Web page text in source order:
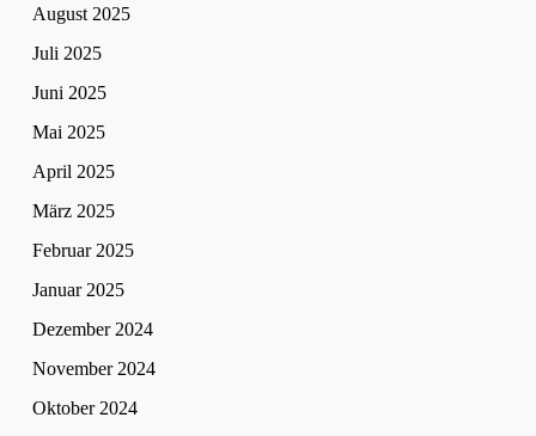
August 2025
Juli 2025
Juni 2025
Mai 2025
April 2025
März 2025
Februar 2025
Januar 2025
Dezember 2024
November 2024
Oktober 2024